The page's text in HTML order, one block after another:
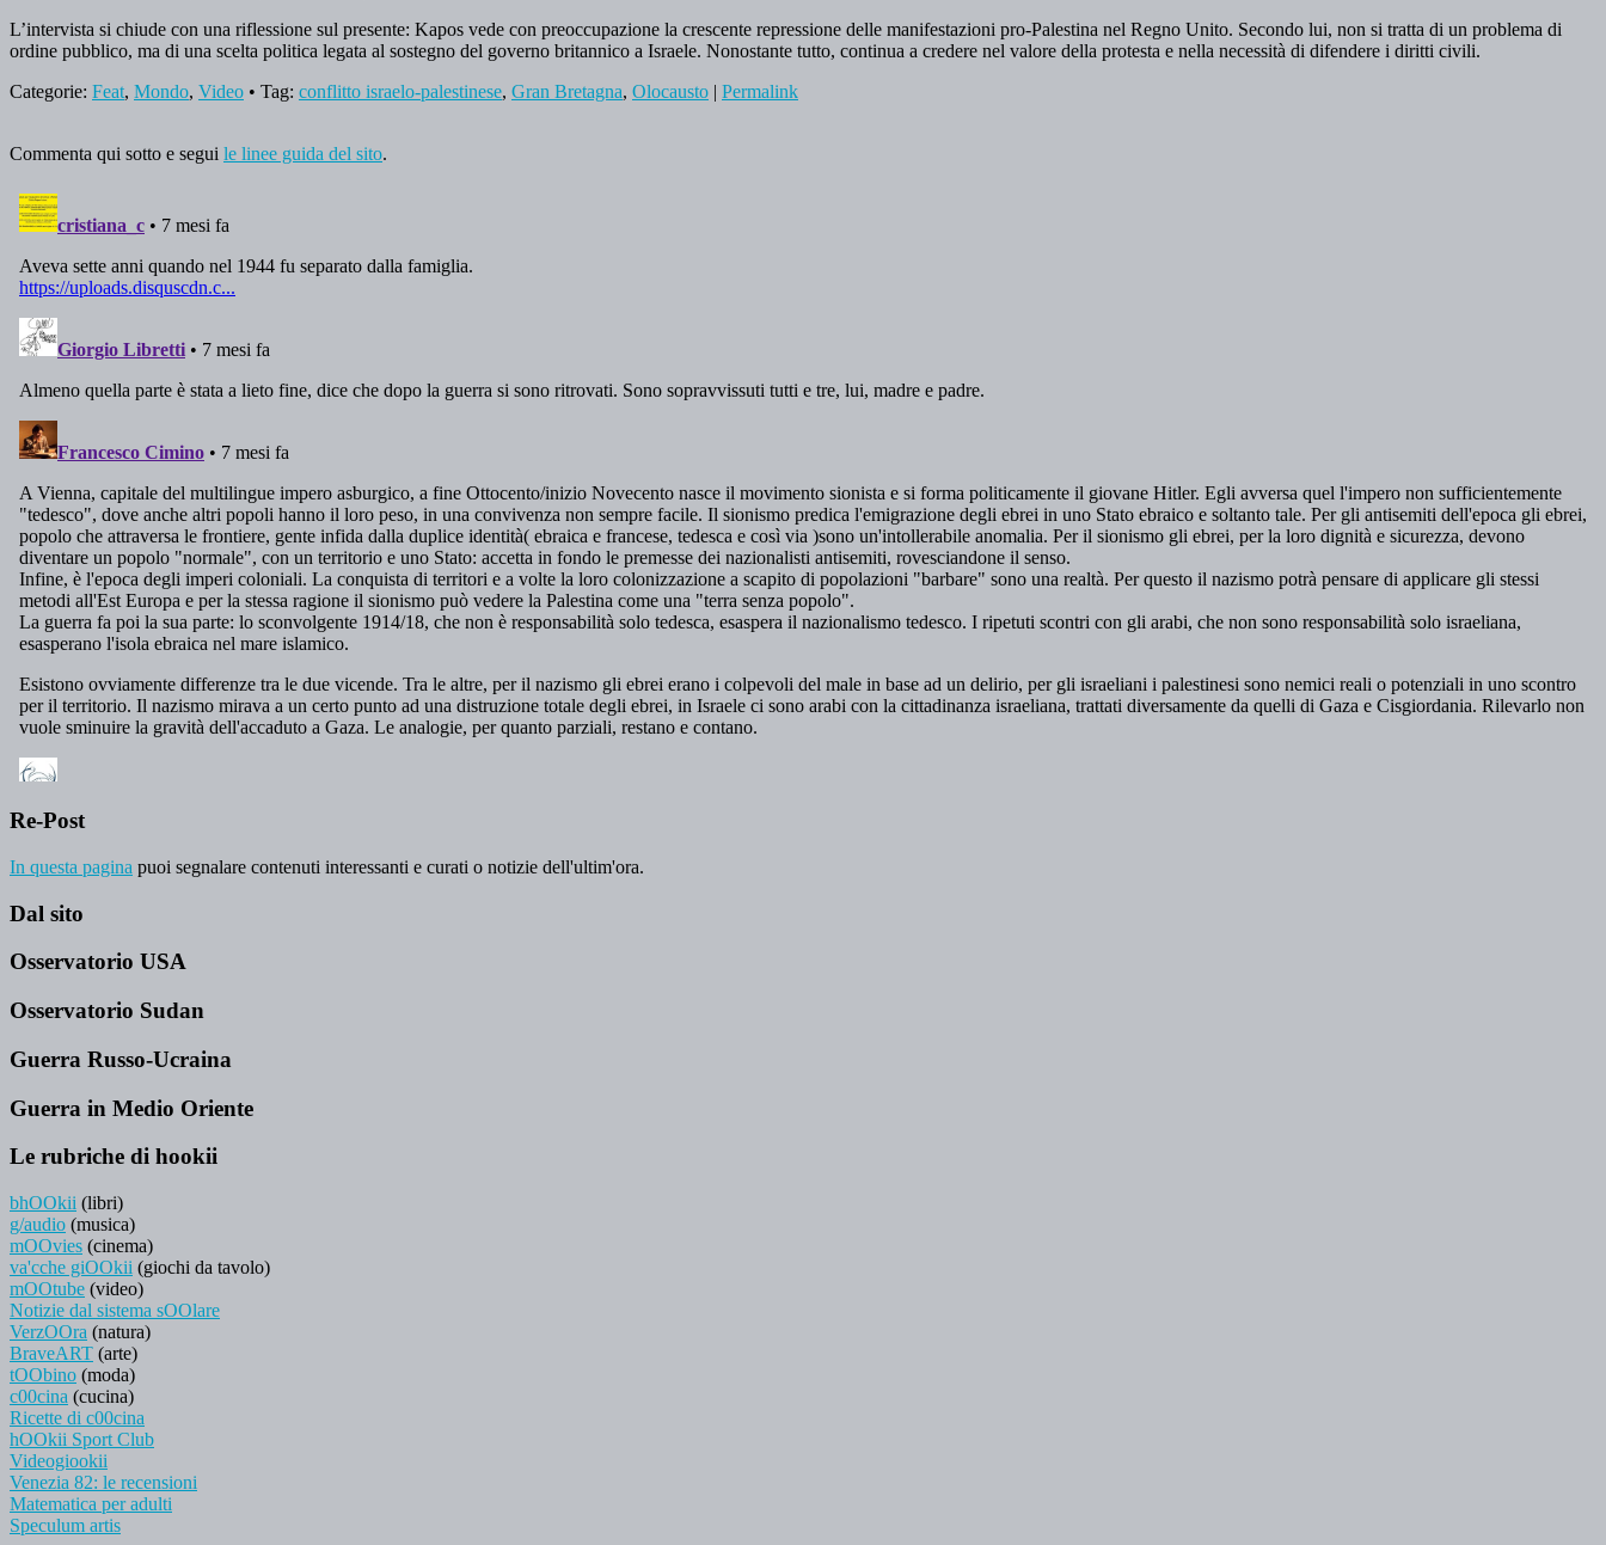
L’intervista si chiude con una riflessione sul presente: Kapos vede con preoccupazione la crescente repressione delle manifestazioni pro-Palestina nel Regno Unito. Secondo lui, non si tratta di un problema di
ordine pubblico, ma di una scelta politica legata al sostegno del governo britannico a Israele. Nonostante tutto, continua a credere nel valore della protesta e nella necessità di difendere i diritti civili.
Categorie: Feat, Mondo, Video • Tag: conflitto israelo-palestinese, Gran Bretagna, Olocausto | Permalink
Commenta qui sotto e segui le linee guida del sito.
Re-Post
In questa pagina puoi segnalare contenuti interessanti e curati o notizie dell'ultim'ora.
Dal sito
Osservatorio USA
Osservatorio Sudan
Guerra Russo-Ucraina
Guerra in Medio Oriente
Le rubriche di hookii
bhOOkii (libri)
g/audio (musica)
mOOvies (cinema)
va'cche giOOkii (giochi da tavolo)
mOOtube (video)
Notizie dal sistema sOOlare
VerzOOra (natura)
BraveART (arte)
tOObino (moda)
c00cina (cucina)
Ricette di c00cina
hOOkii Sport Club
Videogiookii
Venezia 82: le recensioni
Matematica per adulti
Speculum artis